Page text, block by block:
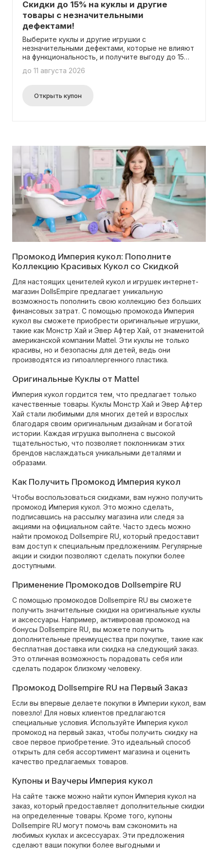
Скидки до 15% на куклы и другие
товары с незначительными
дефектами!
Выберите куклы и другие игрушки с
незначительными дефектами, которые не влияют
на функциональность, и получите выгоду до 15%!
каждого товара. Не нужно использовать
до 11 августа 2026
Открыть купон
Промокод Империя кукол: Пополните
Коллекцию Красивых Кукол со Скидкой
Для настоящих ценителей кукол и игрушек интернет-
магазин DollsEmpire предлагает уникальную
возможность пополнить свою коллекцию без больших
финансовых затрат. С помощью промокода Империя
кукол вы сможете приобрести оригинальные игрушки,
такие как Монстр Хай и Эвер Афтер Хай, от знаменитой
американской компании Mattel. Эти куклы не только
красивы, но и безопасны для детей, ведь они
производятся из гипоаллергенного пластика.
Оригинальные Куклы от Mattel
Империя кукол гордится тем, что предлагает только
качественные товары. Куклы Монстр Хай и Эвер Афтер
Хай стали любимыми для многих детей и взрослых
благодаря своим оригинальным дизайнам и богатой
истории. Каждая игрушка выполнена с высокой
тщательностью, что позволяет поклонникам этих
брендов наслаждаться уникальными деталями и
образами.
Как Получить Промокод Империя кукол
Чтобы воспользоваться скидками, вам нужно получить
промокод Империя кукол. Это можно сделать,
подписавшись на рассылку магазина или следя за
акциями на официальном сайте. Часто здесь можно
найти промокод Dollsempire RU, который предоставит
вам доступ к специальным предложениям. Регулярные
акции и скидки позволяют сделать покупки более
доступными.
Применение Промокодов Dollsempire RU
С помощью промокодов Dollsempire RU вы сможете
получить значительные скидки на оригинальные куклы
и аксессуары. Например, активировав промокод на
бонусы Dollsempire RU, вы можете получить
дополнительные преимущества при покупке, такие как
бесплатная доставка или скидка на следующий заказ.
Это отличная возможность порадовать себя или
сделать подарок близкому человеку.
Промокод Dollsempire RU на Первый Заказ
Если вы впервые делаете покупки в Империи кукол, вам
повезло! Для новых клиентов предлагаются
специальные условия. Используйте Империя кукол
промокод на первый заказ, чтобы получить скидку на
свое первое приобретение. Это идеальный способ
открыть для себя ассортимент магазина и оценить
качество предлагаемых товаров.
Купоны и Ваучеры Империя кукол
На сайте также можно найти купон Империя кукол на
заказ, который предоставляет дополнительные скидки
на определенные товары. Кроме того, купоны
Dollsempire RU могут помочь вам сэкономить на
любимых куклах и аксессуарах. Эти предложения
сделают ваши покупки более выгодными и